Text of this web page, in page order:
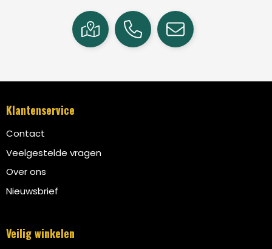
Klantenservice
Contact
Veelgestelde vragen
Over ons
Nieuwsbrief
Veilig winkelen